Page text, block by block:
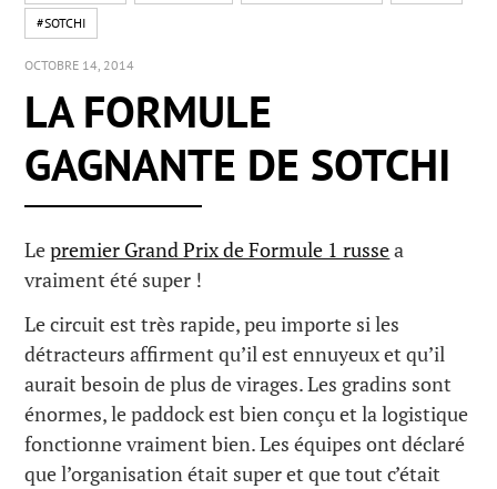
#SOTCHI
OCTOBRE 14, 2014
LA FORMULE
GAGNANTE DE SOTCHI
Lepremier Grand Prix de Formule 1 russea
vraiment été super !
Le circuit est très rapide, peu importe si les
détracteurs affirment qu’il est ennuyeux et qu’il
aurait besoin de plus de virages. Les gradins sont
énormes, le paddock est bien conçu et la logistique
fonctionne vraiment bien. Les équipes ont déclaré
que l’organisation était super et que tout c’était